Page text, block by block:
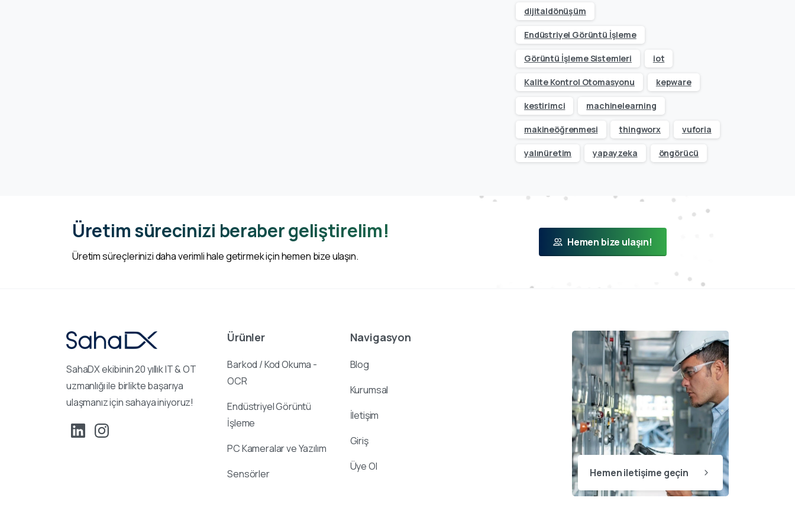
dijitaldönüşüm
Endüstriyel Görüntü İşleme
Görüntü İşleme Sistemleri iot
Kalite Kontrol Otomasyonu kepware
kestirimci machinelearning
makineöğrenmesi thingworx vuforia
yalınüretim yapayzeka öngörücü
Üretim sürecinizi beraber geliştirelim!
Üretim süreçlerinizi daha verimli hale getirmek için hemen bize ulaşın.
Hemen bize ulaşın!
SahaDX ekibinin 20 yıllık IT & OT
uzmanlığı ile birlikte başarıya
ulaşmanız için sahaya iniyoruz!
Ürünler
Barkod / Kod Okuma -
OCR
Endüstriyel Görüntü
İşleme
PC Kameralar ve Yazılım
Sensörler
Navigasyon
Blog
Kurumsal
İletişim
Giriş
Üye Ol
Hemen iletişime geçin
Destek ekibimiz sorularınızı
yanıtlamak için burada.
👋 Merhaba, size nasıl yardımcı
olabiliriz?